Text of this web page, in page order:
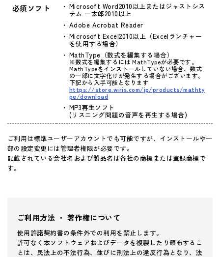
必須ソフト Microsoft Word2010以上またはジャストシス
テム 一太郎2010以上
Adobe Acrobat Reader
Microsoft Excel2010以上（Excelランチャー
を使用する場合）
MathType（数式を編集する場合）
※数式を編集するには MathTypeが必要です。
MathTypeをインストールしていない場合、数式
の一部に文字化けが発生する場合がございます。
下記から入手可能となります
https://store.wiris.com/jp/products/mathty
pe/download
MP3再生ソフト
(リスニング問題の音声を再生する場合)
ご利用は標準ユーザーアカウントでも可能ですが、インストールや一
部の設定変更には管理者権限が必要です。
記載されている会社名および製品名は各社の商標または登録商標で
す。
ご利用方法 ・ 著作権について
使用許諾契約書の条件外での利用を禁止します。
許可なく本ソフトウェアおよびデータを複製したり頒布するこ
とは、民法上の不法行為、並びに刑法上の違反行為となり、法